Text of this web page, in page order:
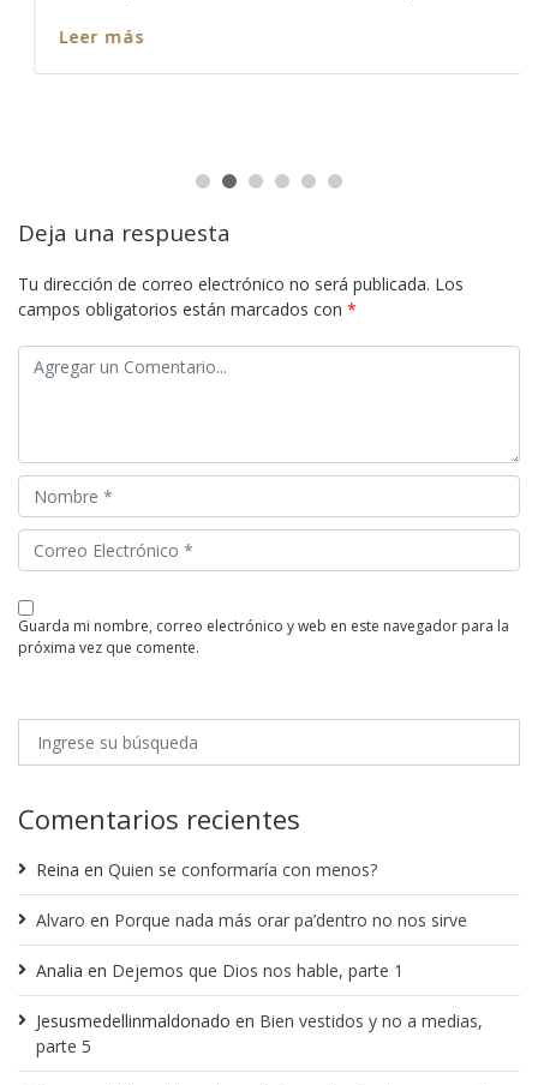
Leer más
Deja una respuesta
Tu dirección de correo electrónico no será publicada. Los
campos obligatorios están marcados con *
guarda mi nombre, correo electrónico y web en este navegador para la
próxima vez que comente.
Comentarios recientes
Reina en Quien se conformaría con menos?
Alvaro en Porque nada más orar pa’dentro no nos sirve
Analia en Dejemos que Dios nos hable, parte 1
Jesusmedellinmaldonado en Bien vestidos y no a medias,
parte 5